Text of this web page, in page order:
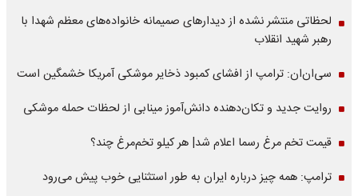
لحظاتی منتشر نشده از دیدارهای صمیمانه خانواده‌های معظم شهدا با
رهبر شهید انقلاب
سی‌ان‌ان: ترامپ از افشای کمبود ذخایر موشکی آمریکا خشمگین است
روایت جدید و تکان‌دهنده دانش‌آموز مینابی از لحظات حمله موشکی
قیمت تخم مرغ رسما اعلام شد| هر کیلو تخم‌مرغ چند؟
ترامپ: همه چیز درباره ایران به طور استثنایی خوب پیش می‌رود